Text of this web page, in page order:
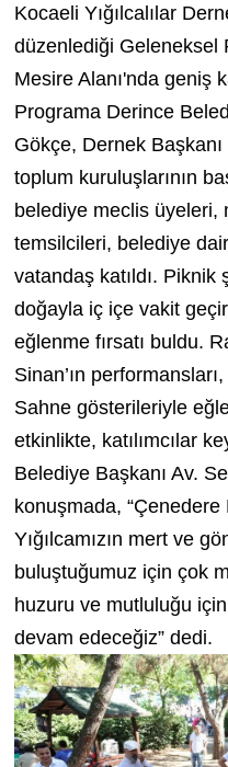
Kocaeli Yığılcalılar
düzenlediği Geleneksel
Mesire Alanı'nda geniş
Programa Derince
Gökçe, Dernek
toplum kuruluşlarının
belediye meclis üyeleri,
temsilcileri, belediye
vatandaş katıldı.
doğayla iç içe vakit
eğlenme fırsatı buldu.
Sinan’ın
Sahne gösterileriyle
etkinlikte, katılımcılar
Belediye Başkanı Av.
konuşmada, “Çenedere
Yığılcamızın mert ve
buluştuğumuz için çok
huzuru ve mutluluğu
devam edeceğiz” dedi.